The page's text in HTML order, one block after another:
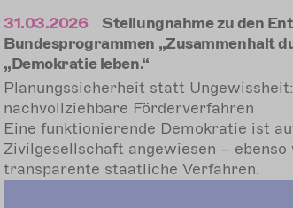
31.03.2026
Stellungnahme zu den
Bundesprogrammen „Zusammenhalt
„Demokratie leben.“
Planungssicherheit statt
nachvollziehbare Förderverfahren
Eine funktionierende Demokratie ist
Zivilgesellschaft angewiesen –
transparente staatliche Verfahren.